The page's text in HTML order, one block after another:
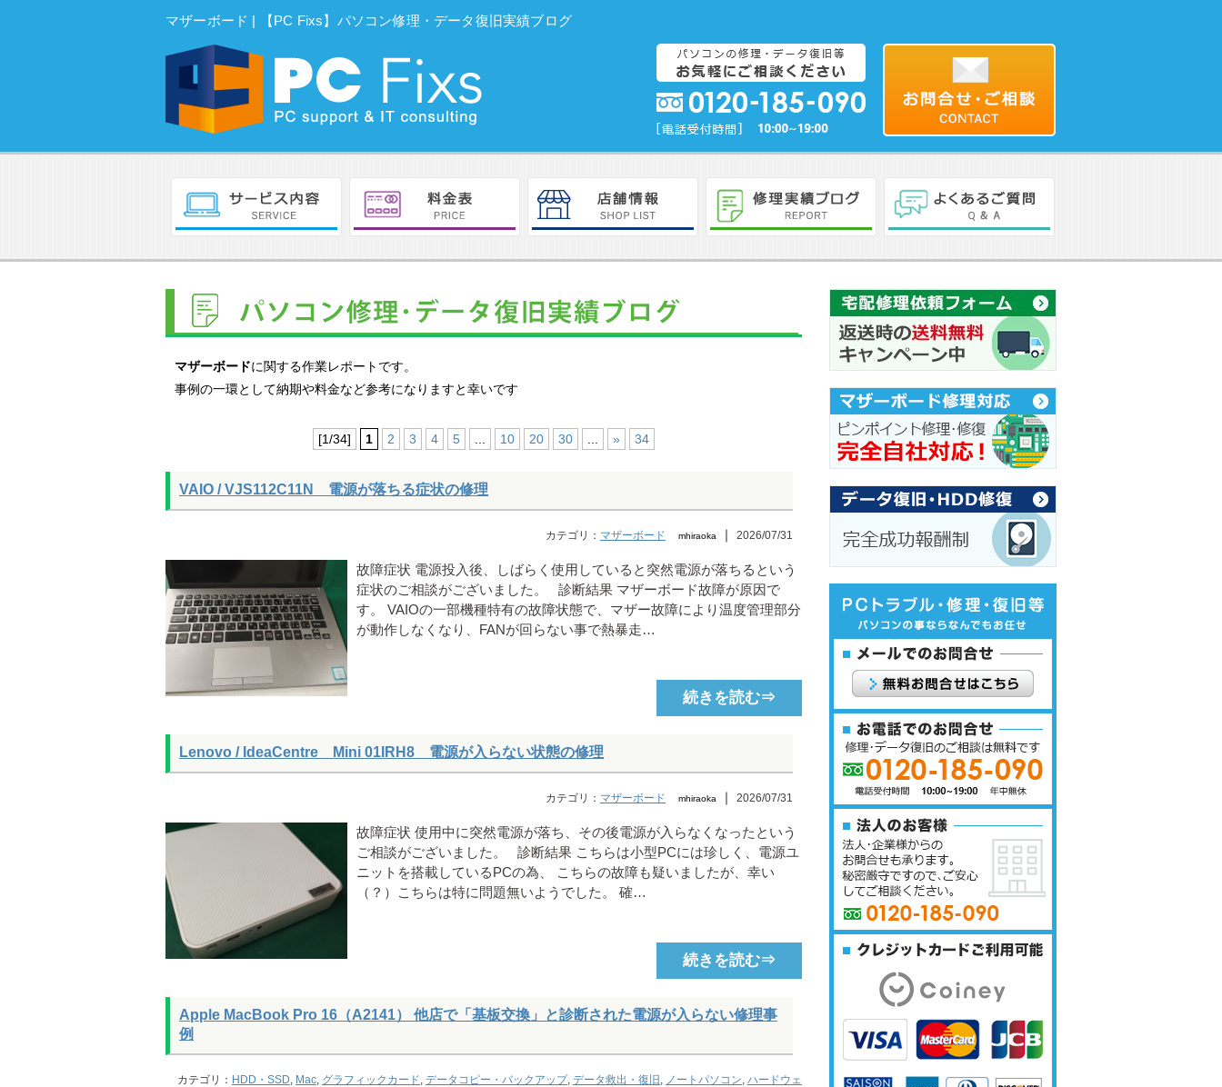
マザーボード | 【PC Fixs】パソコン修理・データ復旧実績ブログ
マザーボードに関する作業レポートです。
事例の一環として納期や料金など参考になりますと幸いです
[1/34] 1 2 3 4 5 10 20 30 » 34
VAIO / VJS112C11N 電源が落ちる症状の修理
カテゴリ： マザーボード mhiraoka ｜ 2026/07/31
故障症状 電源投入後、しばらく使用していると突然電源が落ちるという
症状のご相談がございました。 診断結果 マザーボード故障が原因で
す。 VAIOの一部機種特有の故障状態で、マザー故障により温度管理部分
が動作しなくなり、FANが回らない事で熱暴走…
続きを読む⇒
Lenovo / IdeaCentre Mini 01IRH8 電源が入らない状態の修理
カテゴリ： マザーボード mhiraoka ｜ 2026/07/31
故障症状 使用中に突然電源が落ち、その後電源が入らなくなったという
ご相談がございました。 診断結果 こちらは小型PCには珍しく、電源ユ
ニットを搭載しているPCの為、 こちらの故障も疑いましたが、幸い
（？）こちらは特に問題無いようでした。 確…
続きを読む⇒
Apple MacBook Pro 16（A2141） 他店で「基板交換」と診断された電源が入らない修理事
例
カテゴリ： HDD・SSD, Mac, グラフィックカード, データコピー・バックアップ, データ救出・復旧 , ノートパソコン, ハードウェ